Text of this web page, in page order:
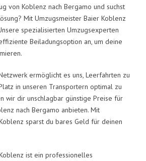
von Koblenz nach Bergamo und suchst
Mit Umzugsmeister Baier Koblenz
spezialisierten Umzugsexperten
Beiladungsoption an, um deine
ermöglicht es uns, Leerfahrten zu
in unseren Transportern optimal zu
wir dir unschlagbar günstige Preise für
nach Bergamo anbieten. Mit
sparst du bares Geld für deinen
ist ein professionelles